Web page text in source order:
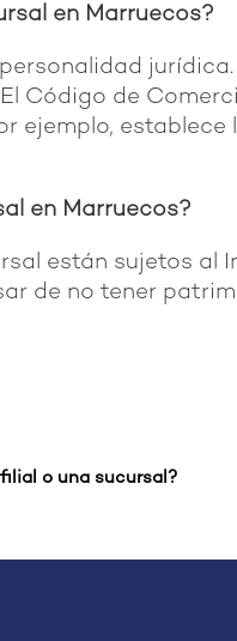
en Marruecos?
Código de
ejemplo,
en Marruecos?
están sujetos al
de no tener
o una sucursal?